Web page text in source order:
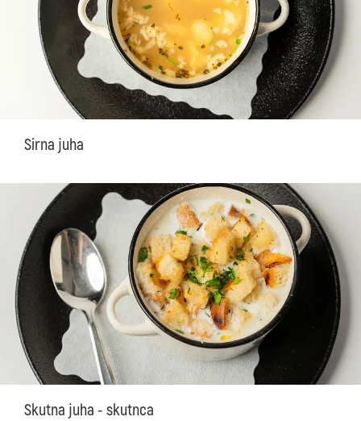
Sirna juha
Skutna juha - skutnca